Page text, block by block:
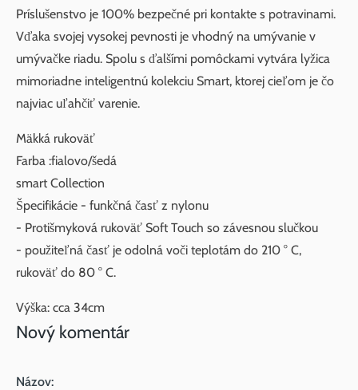
Príslušenstvo je 100% bezpečné pri kontakte s potravinami.
Vďaka svojej vysokej pevnosti je vhodný na umývanie v
umývačke riadu. Spolu s ďalšími pomôckami vytvára lyžica
mimoriadne inteligentnú kolekciu Smart, ktorej cieľom je čo
najviac uľahčiť varenie.
Mäkká rukoväť
Farba :fialovo/šedá
smart Collection
Špecifikácie - funkčná časť z nylonu
- Protišmyková rukoväť Soft Touch so závesnou slučkou
- použiteľná časť je odolná voči teplotám do 210 ° C,
rukoväť do 80 ° C.
Výška: cca 34cm
Nový komentár
Názov: